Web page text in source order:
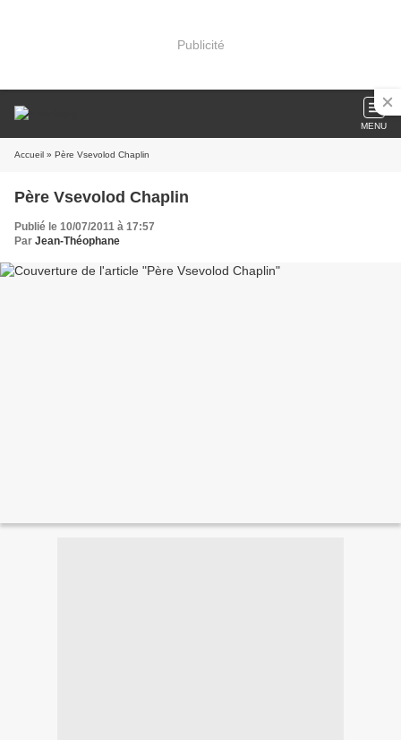
Publicité
MENU
Accueil » Père Vsevolod Chaplin
Père Vsevolod Chaplin
Publié le 10/07/2011 à 17:57
Par Jean-Théophane